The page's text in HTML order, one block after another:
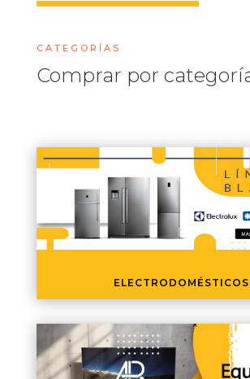
CATEGORÍAS
Comprar por
ELECTRODOMÉSTICOS